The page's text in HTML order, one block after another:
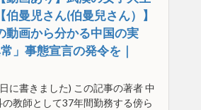
【伯曼児さん(伯曼兒さん）】
動画から分かる中国の実
」事態宣言の発令を｜
に書きました) この記事の著者 中
教師として37年間勤務する傍ら